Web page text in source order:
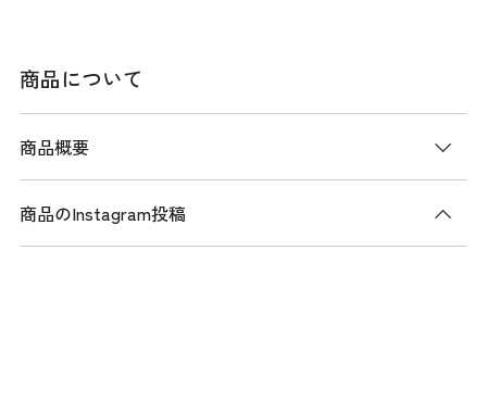
商品について
商品概要
商品説明
商品のInstagram投稿